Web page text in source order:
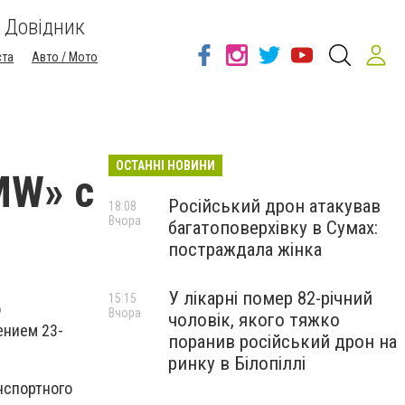
Довідник
Авто / Мото
с
23-
ОСТАННІ НОВИНИ
Російський дрон атакував
багатоповерхівку в Сумах:
постраждала жінка
18:08
Вчора
У лікарні помер 82-річний
чоловік, якого тяжко
поранив російський дрон на
ринку в Білопіллі
15:15
Вчора